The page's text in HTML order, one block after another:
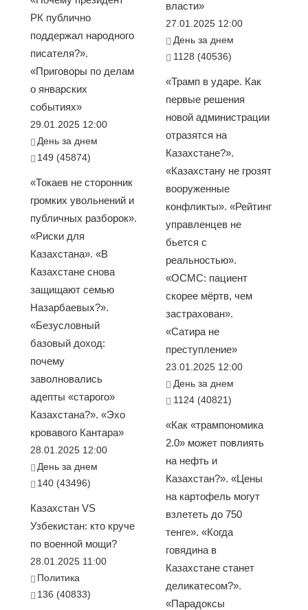
РК публично
поддержал народного
писателя?».
«Приговоры по делам
о январских
событиях»
29.01.2025 12:00
День за днем
149 (45874)
«Токаев не сторонник
громких увольнений и
публичных разборок».
«Риски для
Казахстана». «В
Казахстане снова
защищают семью
Назарбаевых?».
«Безусловный
базовый доход:
почему
заволновались
адепты «старого»
Казахстана?». «Эхо
кровавого Кантара»
28.01.2025 12:00
День за днем
140 (43496)
Казахстан VS
Узбекистан: кто круче
по военной мощи?
28.01.2025 11:00
Политика
136 (40833)
власти»
27.01.2025 12:00
День за днем
1128 (40536)
«Трамп в ударе. Как
первые решения
новой администрации
отразятся на
Казахстане?».
«Казахстану не грозят
вооруженные
конфликты». «Рейтинг
управленцев не
бьется с
реальностью».
«ОСМС: пациент
скорее мёртв, чем
застрахован».
«Сатира не
преступление»
23.01.2025 12:00
День за днем
1124 (40821)
«Как «трампономика
2.0» может повлиять
на нефть и
Казахстан?». «Цены
на картофель могут
взлететь до 750
тенге». «Когда
говядина в
Казахстане станет
деликатесом?».
«Парадоксы